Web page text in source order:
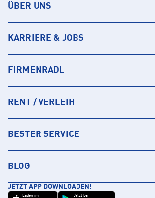
ÜBER UNS
KARRIERE & JOBS
FIRMENRADL
RENT / VERLEIH
BESTER SERVICE
BLOG
JETZT APP DOWNLOADEN!
Laden im Jetzt bei